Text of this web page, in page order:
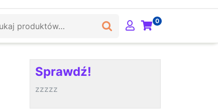
0
Sprawdź!
zzzzz